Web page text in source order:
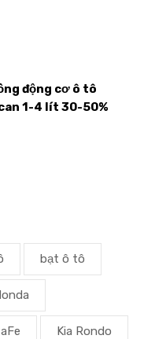
động cơ ô tô
1-4 lít 30-50%
bạt ô tô
Kia Rondo